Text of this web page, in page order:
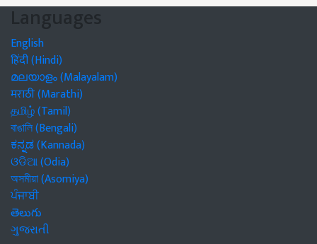
Languages
English
हिंदी (Hindi)
മലയാളം (Malayalam)
मराठी (Marathi)
தமிழ் (Tamil)
বাঙালি (Bengali)
ಕನ್ನಡ (Kannada)
ଓଡିଆ (Odia)
অসমীয়া (Asomiya)
ਪੰਜਾਬੀ
తెలుగు
ગુજરાતી